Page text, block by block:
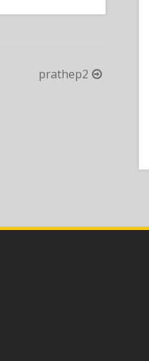
prathep2